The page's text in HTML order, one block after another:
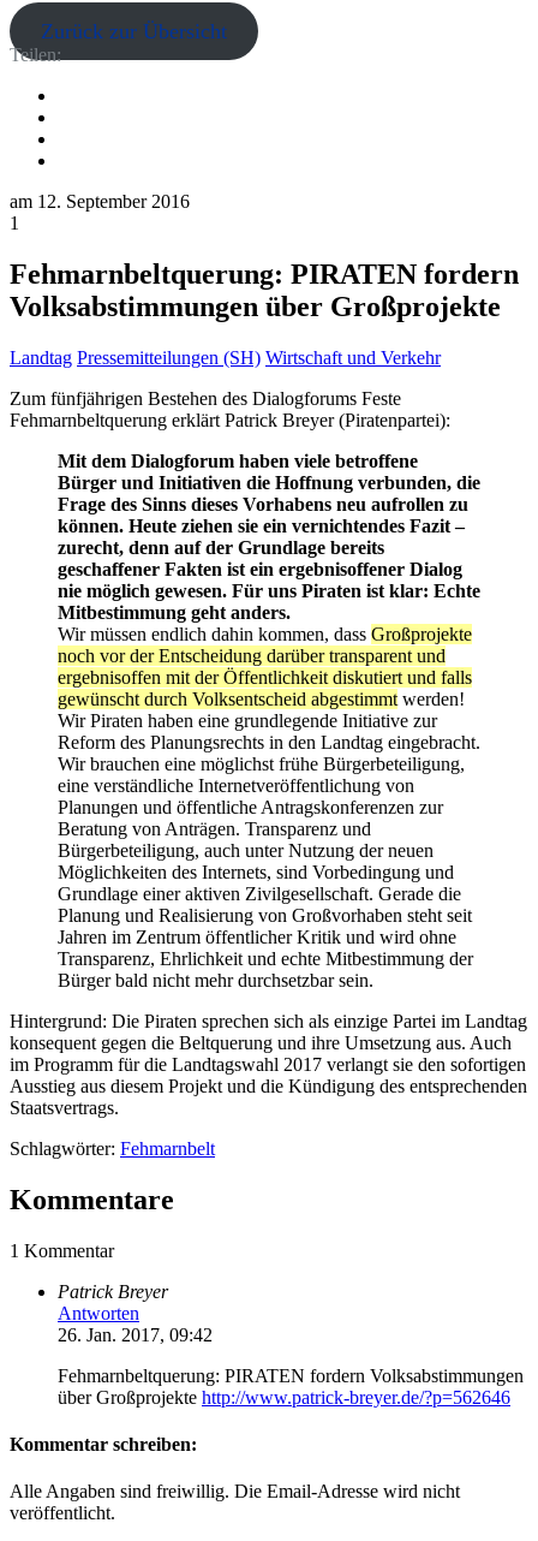
Zurück zur Übersicht
Teilen:
am 12. September 2016
1
Fehmarnbeltquerung: PIRATEN fordern
Volksabstimmungen über Großprojekte
Landtag Pressemitteilungen (SH) Wirtschaft und Verkehr
Zum fünfjährigen Bestehen des Dialogforums Feste
Fehmarnbeltquerung erklärt Patrick Breyer (Piratenpartei):
Mit dem Dialogforum haben viele betroffene
Bürger und Initiativen die Hoffnung verbunden, die
Frage des Sinns dieses Vorhabens neu aufrollen zu
können. Heute ziehen sie ein vernichtendes Fazit –
zurecht, denn auf der Grundlage bereits
geschaffener Fakten ist ein ergebnisoffener Dialog
nie möglich gewesen. Für uns Piraten ist klar: Echte
Mitbestimmung geht anders.
Wir müssen endlich dahin kommen, dass Großprojekte
noch vor der Entscheidung darüber transparent und
ergebnisoffen mit der Öffentlichkeit diskutiert und falls
gewünscht durch Volksentscheid abgestimmt werden!
Wir Piraten haben eine grundlegende Initiative zur
Reform des Planungsrechts in den Landtag eingebracht.
Wir brauchen eine möglichst frühe Bürgerbeteiligung,
eine verständliche Internetveröffentlichung von
Planungen und öffentliche Antragskonferenzen zur
Beratung von Anträgen. Transparenz und
Bürgerbeteiligung, auch unter Nutzung der neuen
Möglichkeiten des Internets, sind Vorbedingung und
Grundlage einer aktiven Zivilgesellschaft. Gerade die
Planung und Realisierung von Großvorhaben steht seit
Jahren im Zentrum öffentlicher Kritik und wird ohne
Transparenz, Ehrlichkeit und echte Mitbestimmung der
Bürger bald nicht mehr durchsetzbar sein.
Hintergrund: Die Piraten sprechen sich als einzige Partei im Landtag
konsequent gegen die Beltquerung und ihre Umsetzung aus. Auch
im Programm für die Landtagswahl 2017 verlangt sie den sofortigen
Ausstieg aus diesem Projekt und die Kündigung des entsprechenden
Staatsvertrags.
Schlagwörter: Fehmarnbelt
Kommentare
1 Kommentar
Patrick Breyer
Antworten
26. Jan. 2017, 09:42
Fehmarnbeltquerung: PIRATEN fordern Volksabstimmungen
über Großprojekte http://www.patrick-breyer.de/?p=562646
Kommentar schreiben:
Alle Angaben sind freiwillig. Die Email-Adresse wird nicht
veröffentlicht.